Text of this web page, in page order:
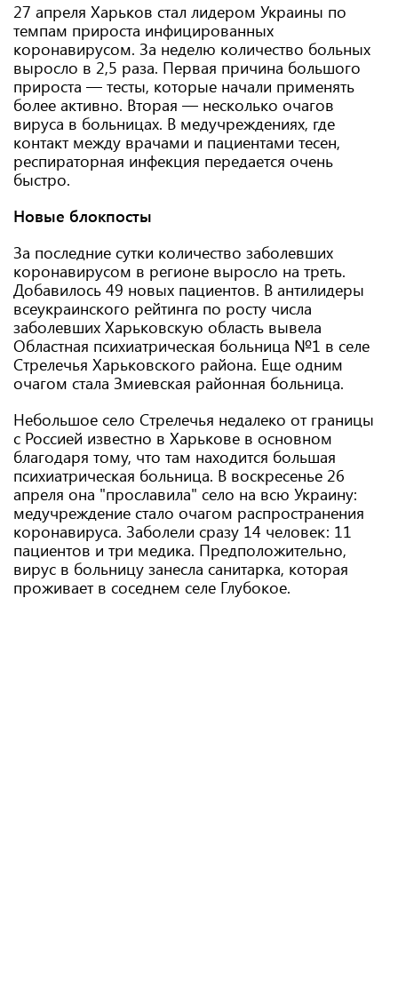
27 апреля Харьков стал лидером Украины по
темпам прироста инфицированных
коронавирусом. За неделю количество больных
выросло в 2,5 раза. Первая причина большого
прироста — тесты, которые начали применять
более активно. Вторая — несколько очагов
вируса в больницах. В медучреждениях, где
контакт между врачами и пациентами тесен,
респираторная инфекция передается очень
быстро.
Новые блокпосты
За последние сутки количество заболевших
коронавирусом в регионе выросло на треть.
Добавилось 49 новых пациентов. В антилидеры
всеукраинского рейтинга по росту числа
заболевших Харьковскую область вывела
Областная психиатрическая больница №1 в селе
Стрелечья Харьковского района. Еще одним
очагом стала Змиевская районная больница.
Небольшое село Стрелечья недалеко от границы
с Россией известно в Харькове в основном
благодаря тому, что там находится большая
психиатрическая больница. В воскресенье 26
апреля она "прославила" село на всю Украину:
медучреждение стало очагом распространения
коронавируса. Заболели сразу 14 человек: 11
пациентов и три медика. Предположительно,
вирус в больницу занесла санитарка, которая
проживает в соседнем селе Глубокое.